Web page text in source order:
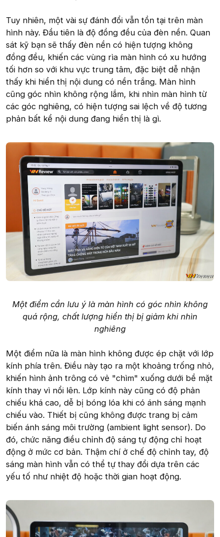
Tuy nhiên, một vài sự đánh đổi vẫn tồn tại trên màn
hình này. Đầu tiên là độ đồng đều của đèn nền. Quan
sát kỹ bạn sẽ thấy đèn nền có hiện tượng không
đồng đều, khiến các vùng rìa màn hình có xu hướng
tối hơn so với khu vực trung tâm, đặc biệt dễ nhận
thấy khi hiển thị nội dung có nền trắng. Màn hình
cũng góc nhìn không rộng lắm, khi nhìn màn hình từ
các góc nghiêng, có hiện tượng sai lệch về độ tương
phản bất kể nội dung đang hiển thị là gì.
Một điểm cần lưu ý là màn hình có góc nhìn không
quá rộng, chất lượng hiển thị bị giảm khi nhìn
nghiêng
Một điểm nữa là màn hình không được ép chặt với lớp
kính phía trên. Điều này tạo ra một khoảng trống nhỏ,
khiến hình ảnh trông có vẻ "chìm" xuống dưới bề mặt
kính thay vì nổi lên. Lớp kính này cũng có độ phản
chiếu khá cao, dễ bị bóng lóa khi có ánh sáng mạnh
chiếu vào. Thiết bị cũng không được trang bị cảm
biến ánh sáng môi trường (ambient light sensor). Do
đó, chức năng điều chỉnh độ sáng tự động chỉ hoạt
động ở mức cơ bản. Thậm chí ở chế độ chỉnh tay, độ
sáng màn hình vẫn có thể tự thay đổi dựa trên các
yếu tố như nhiệt độ hoặc thời gian hoạt động.